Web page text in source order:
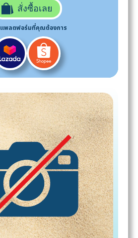
สั่งซื้อเลย
แพลตฟอร์มที่คุณต้องการ